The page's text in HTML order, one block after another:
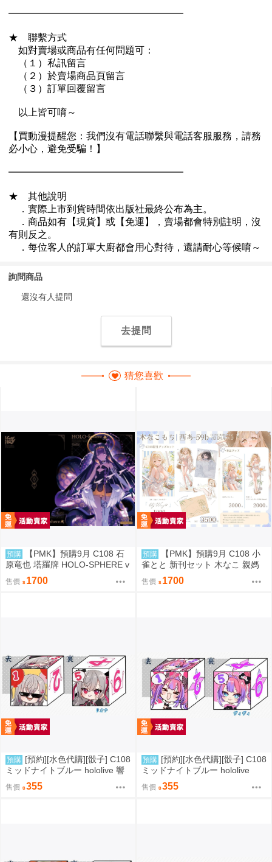
詢問商品
還沒有人提問
去提問
猜您喜歡
預購
【PMK】預購9月 C108 石
原竜也 塔羅牌 HOLO-SPHERE v
ol.04 Hololive
售價 1700
預購
【PMK】預購9月 C108 小
雀とと 新刊セット 木なこ 親媽
新刊套組 VSPO
售價 1700
預購 [預約][水色代購][骰子] C108
ミッドナイトブルー hololive 響
咲リオナ
售價 355
預購 [預約][水色代購][骰子] C108
ミッドナイトブルー hololive
綺々羅々ヴィヴィ
售價 355